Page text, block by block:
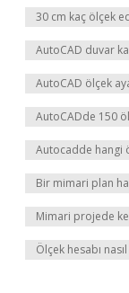
30 cm kaç ölçek
AutoCAD duvar
AutoCAD ölçek
AutoCADde 150
Autocadde hangi
Bir mimari plan
Mimari projede
Ölçek hesabı nasıl